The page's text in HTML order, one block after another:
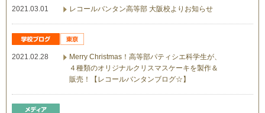
2021.03.01 レコールバンタン高等部 大阪校よりお知らせ
2021.02.28
Merry Christmas！高等部パティシエ科学生が、
４種類のオリジナルクリスマスケーキを製作＆
販売！【レコールバンタンブログ☆】